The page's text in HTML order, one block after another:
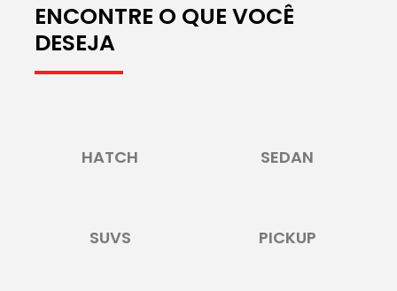
ENCONTRE O QUE VOCÊ
DESEJA
HATCH SEDAN
SUVS PICKUP